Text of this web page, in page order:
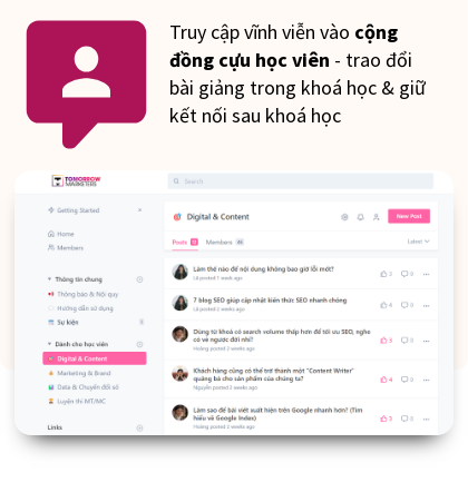
Truy cập vĩnh viễn vào cộng
đồng cựu học viên - trao đổi
bài giảng trong khoá học & giữ
kết nối sau khoá học